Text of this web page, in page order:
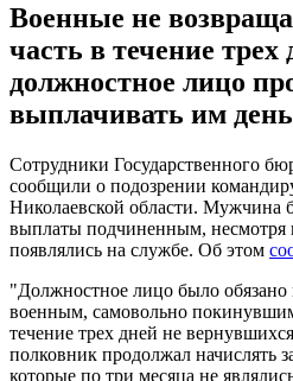
Военные не
часть в течение трех
должностное лицо
выплачивать им
Сотрудники Государственного
сообщили о подозрении
Николаевской области. Мужчина
выплаты подчиненным, несмотря
появлялись на службе. Об этом
"Должностное лицо было обязано
военным, самовольно
течение трех дней не
полковник продолжал начислять
которые по три месяца не